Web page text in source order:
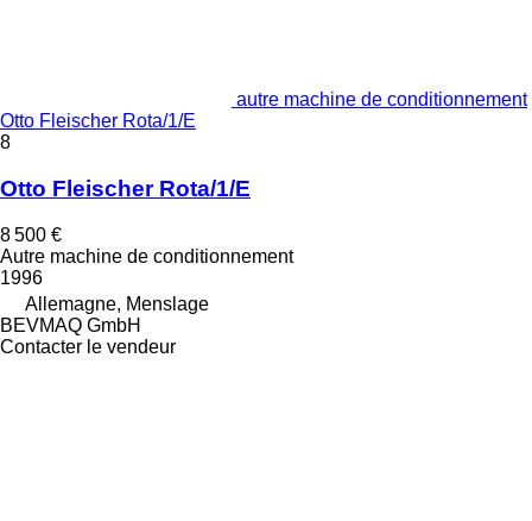
autre machine de conditionnement
Otto Fleischer Rota/1/E
8
Otto Fleischer Rota/1/E
8 500 €
Autre machine de conditionnement
1996
Allemagne, Menslage
BEVMAQ GmbH
Contacter le vendeur